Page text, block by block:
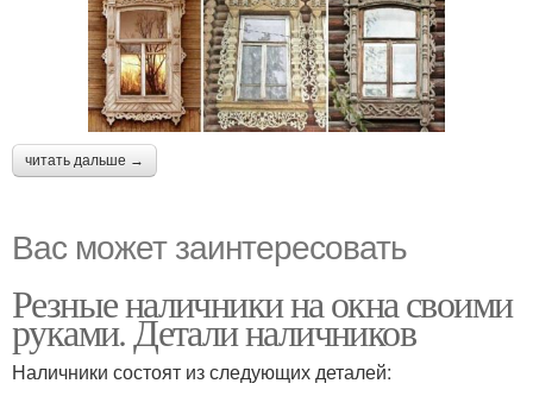
читать дальше →
Вас может заинтересовать
Резные наличники на окна своими
руками. Детали наличников
Наличники состоят из следующих деталей: